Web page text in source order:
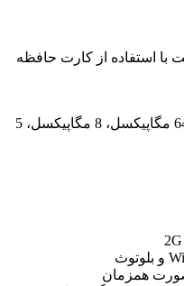
حافظه تا: 512 گیگابایت با استفاده از کارت حافظه
دوربین اصلی: چهارگانه با رزولوشن 64 مگاپیکسل، 8 مگاپیکسل، 5
صورت همزمان